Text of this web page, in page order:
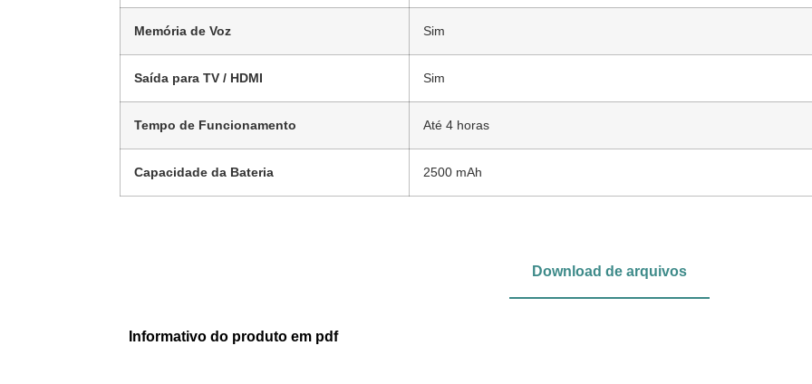
Memória de Voz Sim
Saída para TV / HDMI Sim
Tempo de Funcionamento Até 4 horas
Capacidade da Bateria 2500 mAh
Download de arquivos
Informativo do produto em pdf